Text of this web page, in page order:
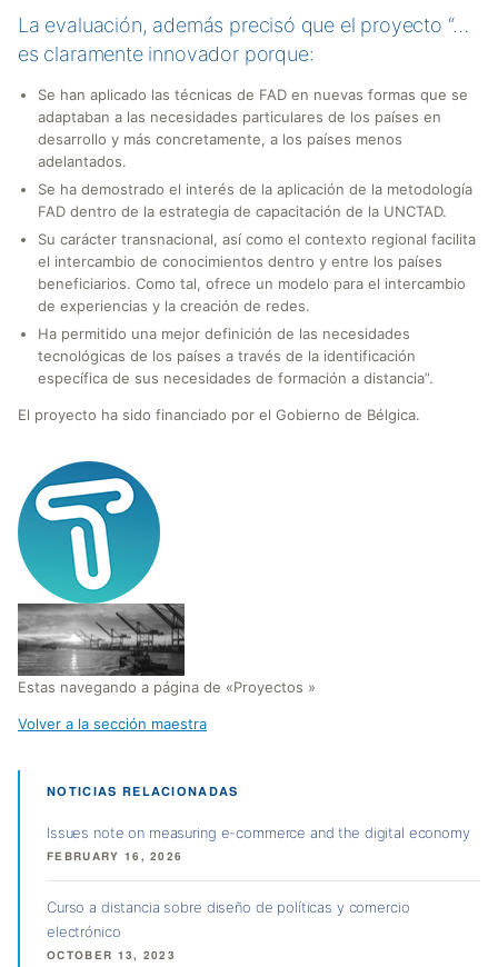
La evaluación, además precisó que el proyecto “…
es claramente innovador porque:
Se han aplicado las técnicas de FAD en nuevas formas que se
adaptaban a las necesidades particulares de los países en
desarrollo y más concretamente, a los países menos
adelantados.
Se ha demostrado el interés de la aplicación de la metodología
FAD dentro de la estrategia de capacitación de la UNCTAD.
Su carácter transnacional, así como el contexto regional facilita
el intercambio de conocimientos dentro y entre los países
beneficiarios. Como tal, ofrece un modelo para el intercambio
de experiencias y la creación de redes.
Ha permitido una mejor definición de las necesidades
tecnológicas de los países a través de la identificación
específica de sus necesidades de formación a distancia”.
El proyecto ha sido financiado por el Gobierno de Bélgica.
Estas navegando a página de «Proyectos »
Volver a la sección maestra
NOTICIAS RELACIONADAS
Issues note on measuring e-commerce and the digital economy
FEBRUARY 16, 2026
Curso a distancia sobre diseño de políticas y comercio
electrónico
OCTOBER 13, 2023